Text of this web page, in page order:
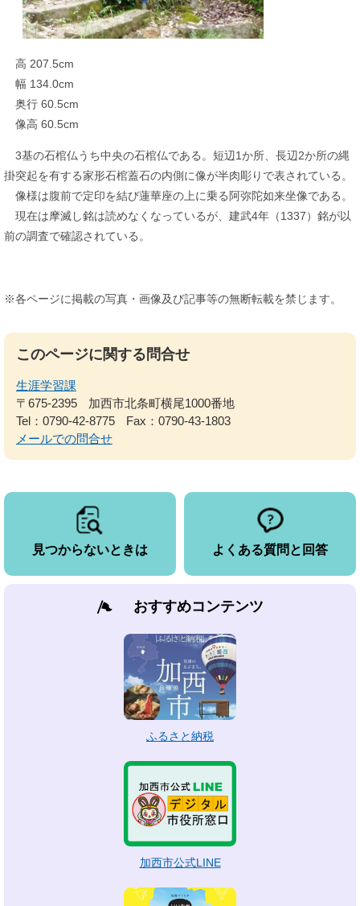
高 207.5cm
幅 134.0cm
奥行 60.5cm
像高 60.5cm
3基の石棺仏うち中央の石棺仏である。短辺1か所、長辺2か所の縄
掛突起を有する家形石棺蓋石の内側に像が半肉彫りで表されている。
像様は腹前で定印を結び蓮華座の上に乗る阿弥陀如来坐像である。
現在は摩滅し銘は読めなくなっているが、建武4年（1337）銘が以
前の調査で確認されている。
※各ページに掲載の写真・画像及び記事等の無断転載を禁じます。
このページに関する問合せ
生涯学習課
〒675-2395
加西市北条町横尾1000番地
Tel：0790-42-8775
Fax：0790-43-1803
メールでの問合せ
見つからないときは よくある質問と回答
おすすめコンテンツ
ふるさと納税
加西市公式LINE